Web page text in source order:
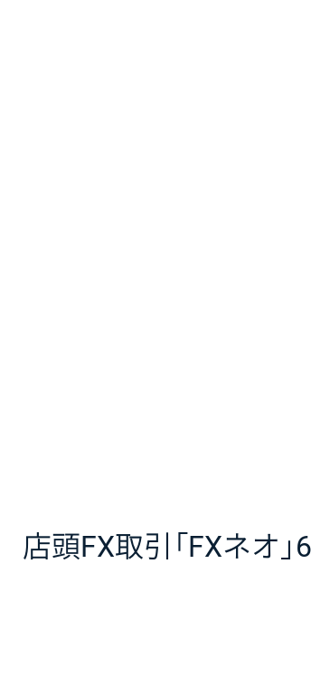
店頭FX取引「FXネオ